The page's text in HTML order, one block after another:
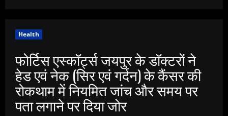
Health
फोर्टिस एस्कॉर्ट्स जयपुर के डॉक्टरों ने
हेड एवं नेक (सिर एवं गर्दन) के कैंसर की
रोकथाम में नियमित जांच और समय पर
पता लगाने पर दिया जोर